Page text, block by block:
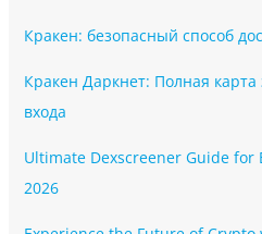
Кракен: безопасный способ
Кракен Даркнет: Полная
входа
Ultimate Dexscreener Guide for
2026